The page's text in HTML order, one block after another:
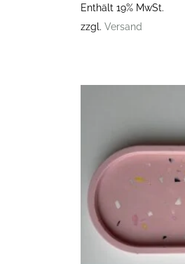
Enthält 19% MwSt.
zzgl. Versand